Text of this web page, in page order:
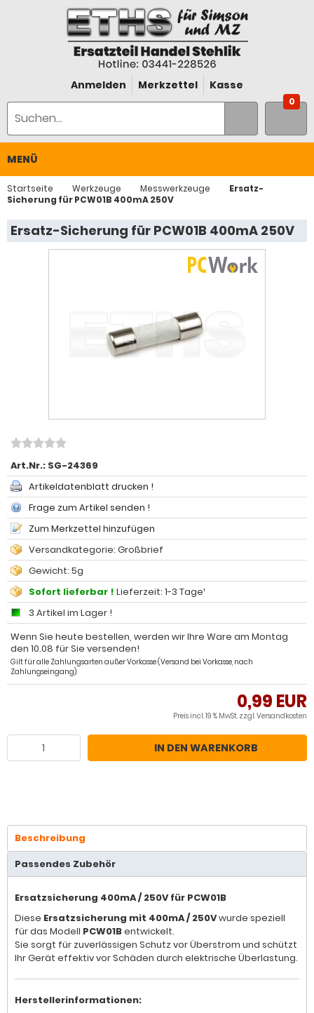
Anmelden Merkzettel Kasse
0
MENÜ
Startseite Werkzeuge Messwerkzeuge
Ersatz-
Sicherung für PCW01B 400mA 250V
Ersatz-Sicherung für PCW01B 400mA 250V
Art.Nr.: SG-24369
Artikeldatenblatt drucken !
Frage zum Artikel senden !
Zum Merkzettel hinzufügen
Versandkategorie: Großbrief
Gewicht: 5g
Sofort lieferbar ! Lieferzeit: 1-3 Tage¹
3 Artikel im Lager !
Wenn Sie heute bestellen, werden wir Ihre Ware am Montag
den 10.08 für Sie versenden!
Gilt für alle Zahlungsarten außer Vorkasse (Versand bei Vorkasse, nach
Zahlungseingang).
0,99 EUR
Preis incl. 19 % MwSt. zzgl.Versandkosten
IN DEN WARENKORB
Beschreibung
Passendes Zubehör
Ersatzsicherung 400mA / 250V für PCW01B
Diese Ersatzsicherung mit 400mA / 250Vwurde speziell
für das Modell PCW01Bentwickelt.
Sie sorgt für zuverlässigen Schutz vor Überstrom und schützt
Ihr Gerät effektiv vor Schäden durch elektrische Überlastung.
Herstellerinformationen: